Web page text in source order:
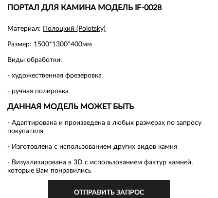
ПОРТАЛ ДЛЯ КАМИНА МОДЕЛЬ IF-0028
Материал: Полоцкий (Polotsky)
Размер: 1500*1300*400мм
Виды обработки:
- художественная фрезеровка
- ручная полировка
ДАННАЯ МОДЕЛЬ МОЖЕТ БЫТЬ
- Адаптирована и произведена в любых размерах по запросу
покупателя
- Изготовлена с использованием других видов камня
- Визуализирована в 3D с использованием фактур камней,
которые Вам понравились
ОТПРАВИТЬ ЗАПРОС